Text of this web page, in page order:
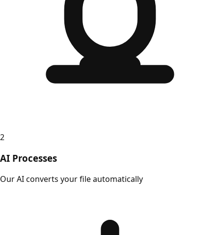
2
AI Processes
Our AI converts your file automatically